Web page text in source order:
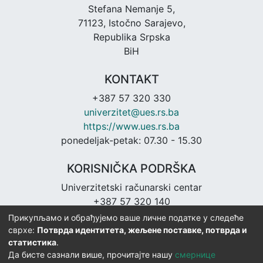
Stefana Nemanje 5,
71123, Istočno Sarajevo,
Republika Srpska
BiH
KONTAKT
+387 57 320 330
univerzitet@ues.rs.ba
https://www.ues.rs.ba
ponedeljak-petak: 07.30 - 15.30
KORISNIČKA PODRŠKA
Univerzitetski računarski centar
+387 57 320 140
urc@ues.rs.ba
https://urc.ues.rs.ba
Прикупљамо и обрађујемо ваше личне податке у следеће
сврхе: Потврда идентитета, жељене поставке, потврда и
статистика.
Да бисте сазнали више, прочитајте нашу смернице